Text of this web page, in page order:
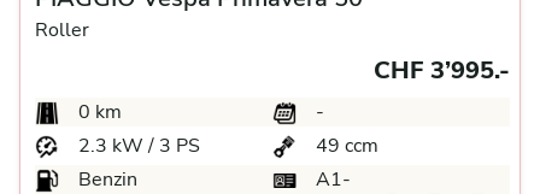
Roller
CHF 3’995.-
0 km
-
2.3 kW / 3 PS
49 ccm
Benzin
A1-